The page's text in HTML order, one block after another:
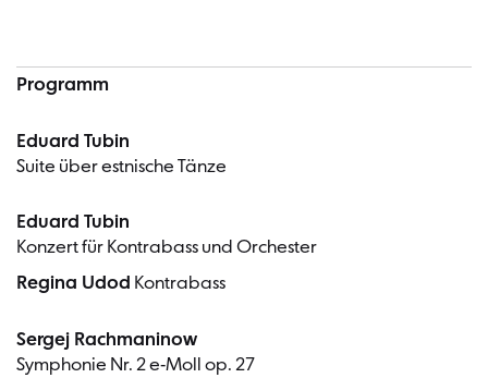
Programm
Eduard Tubin
Suite über estnische Tänze
Eduard Tubin
Konzert für Kontrabass und Orchester
Regina Udod Kontrabass
Sergej Rachmaninow
Symphonie Nr. 2 e-Moll op. 27